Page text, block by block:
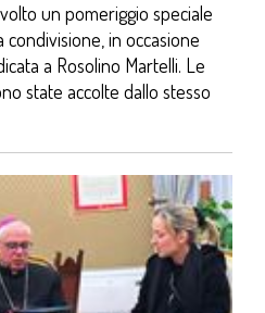
un pomeriggio speciale
condivisione, in occasione
a Rosolino Martelli. Le
state accolte dallo stesso